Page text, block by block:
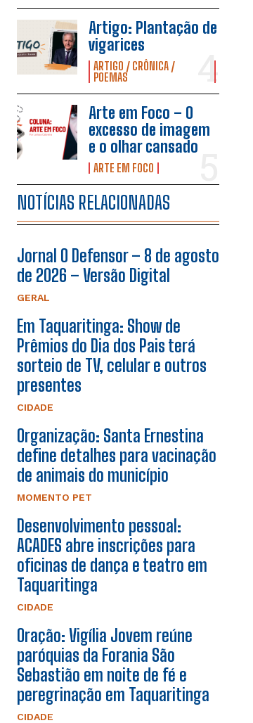
Artigo: Plantação de
vigarices
ARTIGO / CRÔNICA /
POEMAS
Arte em Foco – O
excesso de imagem
e o olhar cansado
ARTE EM FOCO
NOTÍCIAS RELACIONADAS
Jornal O Defensor – 8 de agosto
de 2026 – Versão Digital
GERAL
Em Taquaritinga: Show de
Prêmios do Dia dos Pais terá
sorteio de TV, celular e outros
presentes
CIDADE
Organização: Santa Ernestina
define detalhes para vacinação
de animais do município
MOMENTO PET
Desenvolvimento pessoal:
ACADES abre inscrições para
oficinas de dança e teatro em
Taquaritinga
CIDADE
Oração: Vigília Jovem reúne
paróquias da Forania São
Sebastião em noite de fé e
peregrinação em Taquaritinga
CIDADE